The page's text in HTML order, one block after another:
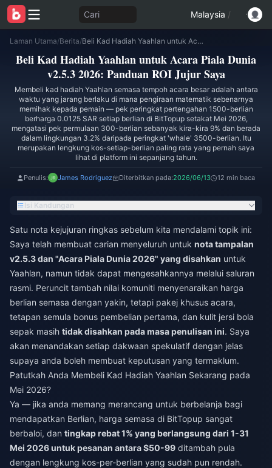
Cari Malaysia /
Laman Utama/Berita/ Beli Kad Hadiah Yaahlan untuk Acara Piala Dunia v2.5.3 2026: Panduan ROI Jujur Saya
Beli Kad Hadiah Yaahlan untuk Acara Piala Dunia
v2.5.3 2026: Panduan ROI Jujur Saya
Membeli kad hadiah Yaahlan semasa tempoh acara besar adalah antara
waktu yang jarang berlaku di mana pengiraan matematik sebenarnya
memihak kepada pemain — pek peringkat pertengahan 1500-berlian
berharga 0.0125 SAR setiap berlian di BitTopup setakat Mei 2026,
mengatasi pek permulaan 300-berlian sebanyak kira-kira 9% dan berada
dalam lingkungan 3.2% daripada peringkat 'whale' 3500-berlian. Itu
merupakan lengkung kos-setiap-berlian paling rata yang pernah saya
lihat di platform ini sepanjang tahun.
Penulis: James Rodriguez Diterbitkan pada:2026/06/13 12 min baca
Isi Kandungan
Satu nota kejujuran ringkas sebelum kita mendalami topik ini:
Saya telah membuat carian menyeluruh untuk nota tampalan
v2.5.3 dan "Acara Piala Dunia 2026" yang disahkan untuk
Yaahlan, namun tidak dapat mengesahkannya melalui saluran
rasmi. Peruncit tambah nilai komuniti menyenaraikan harga
berlian semasa dengan yakin, tetapi pakej khusus acara,
tetapan semula bonus pembelian pertama, dan kulit jersi bola
sepak masih tidak disahkan pada masa penulisan ini. Saya
akan menandakan setiap dakwaan spekulatif dengan jelas
supaya anda boleh membuat keputusan yang termaklum.
Patutkah Anda Membeli Kad Hadiah Yaahlan Sekarang pada
Mei 2026?
Ya — jika anda memang merancang untuk berbelanja bagi
mendapatkan Berlian, harga semasa di BitTopup sangat
berbaloi, dan tingkap rebat 1% yang berlangsung dari 1-31
Mei 2026 untuk pesanan antara $50-99 ditambah pula
dengan lengkung kos-per-berlian yang sudah pun rendah.